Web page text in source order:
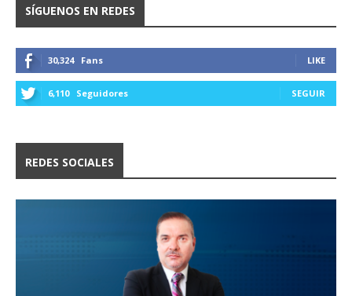
SÍGUENOS EN REDES
30,324 Fans LIKE
6,110 Seguidores SEGUIR
REDES SOCIALES